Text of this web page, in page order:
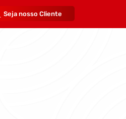
Seja nosso Cliente